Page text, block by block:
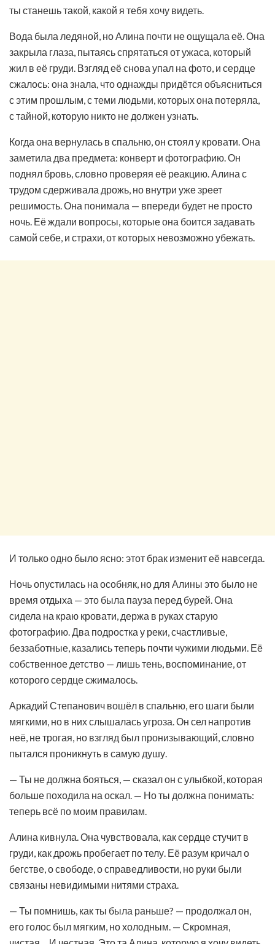
ты станешь такой, какой я тебя хочу видеть.
Вода была ледяной, но Алина почти не ощущала её. Она
закрыла глаза, пытаясь спрятаться от ужаса, который
жил в её груди. Взгляд её снова упал на фото, и сердце
сжалось: она знала, что однажды придётся объясниться
с этим прошлым, с теми людьми, которых она потеряла,
с тайной, которую никто не должен узнать.
Когда она вернулась в спальню, он стоял у кровати. Она
заметила два предмета: конверт и фотографию. Он
поднял бровь, словно проверяя её реакцию. Алина с
трудом сдерживала дрожь, но внутри уже зреет
решимость. Она понимала — впереди будет не просто
ночь. Её ждали вопросы, которые она боится задавать
самой себе, и страхи, от которых невозможно убежать.
И только одно было ясно: этот брак изменит её навсегда.
Ночь опустилась на особняк, но для Алины это было не
время отдыха — это была пауза перед бурей. Она
сидела на краю кровати, держа в руках старую
фотографию. Два подростка у реки, счастливые,
беззаботные, казались теперь почти чужими людьми. Её
собственное детство — лишь тень, воспоминание, от
которого сердце сжималось.
Аркадий Степанович вошёл в спальню, его шаги были
мягкими, но в них слышалась угроза. Он сел напротив
неё, не трогая, но взгляд был пронизывающий, словно
пытался проникнуть в самую душу.
— Ты не должна бояться, — сказал он с улыбкой, которая
больше походила на оскал. — Но ты должна понимать:
теперь всё по моим правилам.
Алина кивнула. Она чувствовала, как сердце стучит в
груди, как дрожь пробегает по телу. Её разум кричал о
бегстве, о свободе, о справедливости, но руки были
связаны невидимыми нитями страха.
— Ты помнишь, как ты была раньше? — продолжал он,
его голос был мягким, но холодным. — Скромная,